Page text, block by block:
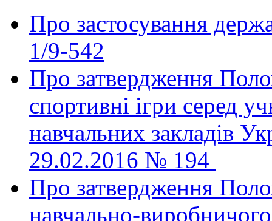
Про застосування
1/9-542
Про затвердження
спортивні ігри серед
навчальних закладів
29.02.2016 № 194
Про затвердження
навчально-